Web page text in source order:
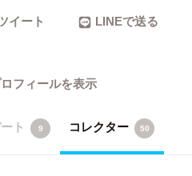
イート LINEで送る
フィールを表示
ト 9 コレクター 50